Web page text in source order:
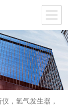
，氢气发生器，